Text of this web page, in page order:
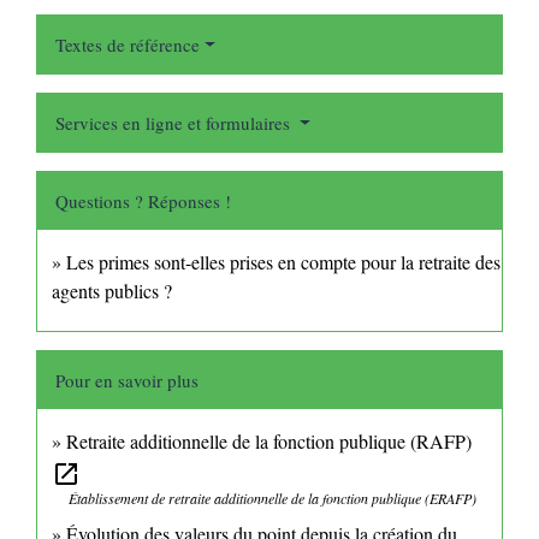
Textes de référence
Services en ligne et formulaires
Questions ? Réponses !
Les primes sont-elles prises en compte pour la retraite des
agents publics ?
Pour en savoir plus
Retraite additionnelle de la fonction publique (RAFP)
open_in_new
Établissement de retraite additionnelle de la fonction publique (ERAFP)
Évolution des valeurs du point depuis la création du